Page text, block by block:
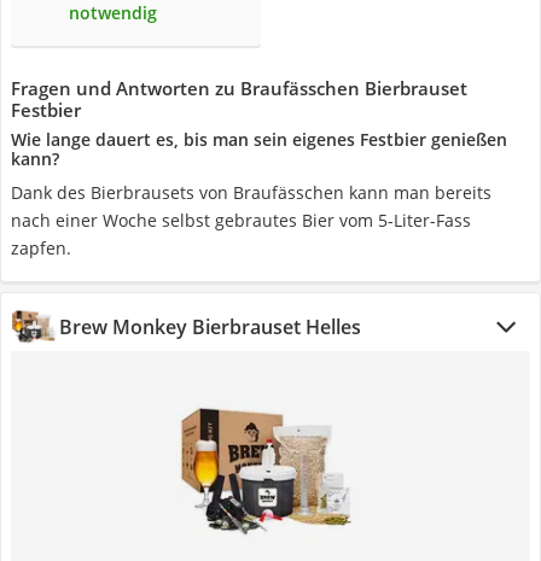
notwendig
Fragen und Antworten zu Braufässchen Bierbrauset
Festbier
Wie lange dauert es, bis man sein eigenes Festbier genießen
kann?
Dank des Bierbrausets von Braufässchen kann man bereits
nach einer Woche selbst gebrautes Bier vom 5-Liter-Fass
zapfen.
Brew Monkey Bierbrauset Helles